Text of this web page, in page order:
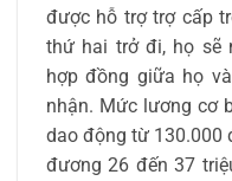
được hỗ trợ trợ cấp
thứ hai trở đi, họ sẽ
hợp đồng giữa họ
nhận. Mức lương cơ
dao động từ 130.000
đương 26 đến 37